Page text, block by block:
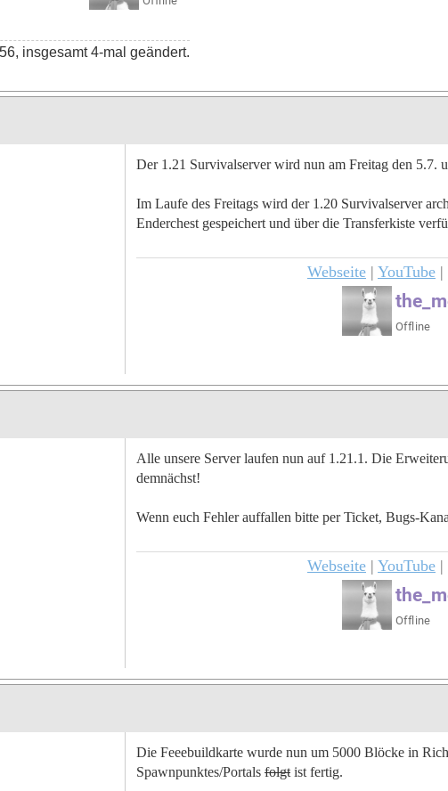
insgesamt 4-mal geändert.
Der 1.21 Survivalserver wird nun am Freitag den 5.7.
Im Laufe des Freitags wird der 1.20 Survivalserver
Enderchest gespeichert und über die Transferkiste
Webseite | YouTube |
Alle unsere Server laufen nun auf 1.21.1. Die
demnächst!
Wenn euch Fehler auffallen bitte per Ticket, Bugs-
Webseite | YouTube |
Die Feeebuildkarte wurde nun um 5000 Blöcke in
Spawnpunktes/Portals folgt ist fertig.